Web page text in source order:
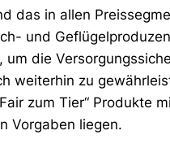
das in allen
und
um die
weiterhin zu
zum Tier“ Produkte
Vorgaben liegen.